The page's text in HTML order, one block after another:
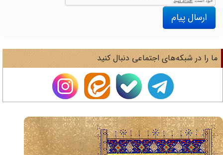
ارسال پیام
را در شبکه‌های اجتماعی دنبال کنید